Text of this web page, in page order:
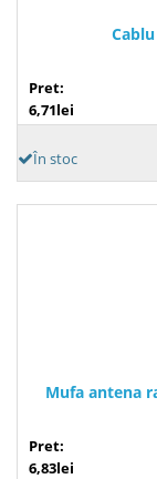
Pret:
6,71lei
În stoc
Mufa antena
Pret:
6,83lei